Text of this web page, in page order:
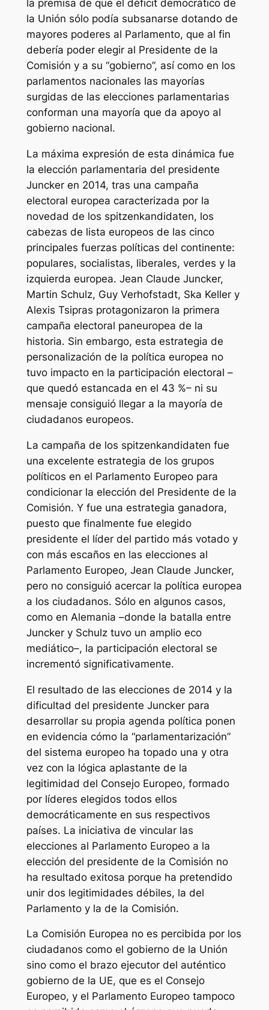
la premisa de que el déficit democrático de
la Unión sólo podía subsanarse dotando de
mayores poderes al Parlamento, que al fin
debería poder elegir al Presidente de la
Comisión y a su “gobierno”, así como en los
parlamentos nacionales las mayorías
surgidas de las elecciones parlamentarias
conforman una mayoría que da apoyo al
gobierno nacional.
La máxima expresión de esta dinámica fue
la elección parlamentaria del presidente
Juncker en 2014, tras una campaña
electoral europea caracterizada por la
novedad de los spitzenkandidaten, los
cabezas de lista europeos de las cinco
principales fuerzas políticas del continente:
populares, socialistas, liberales, verdes y la
izquierda europea. Jean Claude Juncker,
Martin Schulz, Guy Verhofstadt, Ska Keller y
Alexis Tsipras protagonizaron la primera
campaña electoral paneuropea de la
historia. Sin embargo, esta estrategia de
personalización de la política europea no
tuvo impacto en la participación electoral –
que quedó estancada en el 43 %– ni su
mensaje consiguió llegar a la mayoría de
ciudadanos europeos.
La campaña de los spitzenkandidaten fue
una excelente estrategia de los grupos
políticos en el Parlamento Europeo para
condicionar la elección del Presidente de la
Comisión. Y fue una estrategia ganadora,
puesto que finalmente fue elegido
presidente el líder del partido más votado y
con más escaños en las elecciones al
Parlamento Europeo, Jean Claude Juncker,
pero no consiguió acercar la política europea
a los ciudadanos. Sólo en algunos casos,
como en Alemania –donde la batalla entre
Juncker y Schulz tuvo un amplio eco
mediático–, la participación electoral se
incrementó significativamente.
El resultado de las elecciones de 2014 y la
dificultad del presidente Juncker para
desarrollar su propia agenda política ponen
en evidencia cómo la “parlamentarización”
del sistema europeo ha topado una y otra
vez con la lógica aplastante de la
legitimidad del Consejo Europeo, formado
por líderes elegidos todos ellos
democráticamente en sus respectivos
países. La iniciativa de vincular las
elecciones al Parlamento Europeo a la
elección del presidente de la Comisión no
ha resultado exitosa porque ha pretendido
unir dos legitimidades débiles, la del
Parlamento y la de la Comisión.
La Comisión Europea no es percibida por los
ciudadanos como el gobierno de la Unión
sino como el brazo ejecutor del auténtico
gobierno de la UE, que es el Consejo
Europeo, y el Parlamento Europeo tampoco